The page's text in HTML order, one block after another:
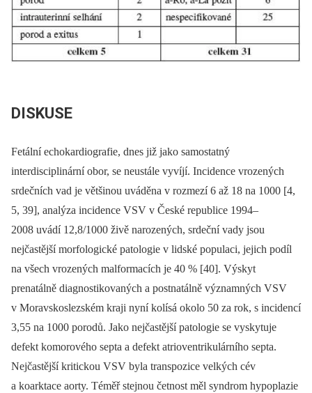
DISKUSE
Fetální echokardiografie, dnes již jako samostatný
interdisciplinární obor, se neustále vyvíjí. Incidence vrozených
srdečních vad je většinou uváděna v rozmezí 6 až 18 na 1000 [4,
5, 39], analýza incidence VSV v České republice 1994–
2008 uvádí 12,8/1000 živě narozených, srdeční vady jsou
nejčastější morfologické patologie v lidské populaci, jejich podíl
na všech vrozených malformacích je 40 % [40]. Výskyt
prenatálně diagnostikovaných a postnatálně významných VSV
v Moravskoslezském kraji nyní kolísá okolo 50 za rok, s incidencí
3,55 na 1000 porodů. Jako nejčastější patologie se vyskytuje
defekt komorového septa a defekt atrioventrikulárního septa.
Nejčastější kritickou VSV byla transpozice velkých cév
a koarktace aorty. Téměř stejnou četnost měl syndrom hypoplazie